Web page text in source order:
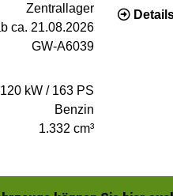
Zentrallager
ca. 21.08.2026
GW-A6039
120 kW / 163 PS
Benzin
1.332 cm³